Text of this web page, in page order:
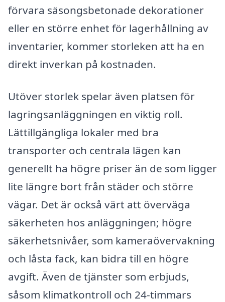
förvara säsongsbetonade dekorationer
eller en större enhet för lagerhållning av
inventarier, kommer storleken att ha en
direkt inverkan på kostnaden.
Utöver storlek spelar även platsen för
lagringsanläggningen en viktig roll.
Lättillgängliga lokaler med bra
transporter och centrala lägen kan
generellt ha högre priser än de som ligger
lite längre bort från städer och större
vägar. Det är också värt att överväga
säkerheten hos anläggningen; högre
säkerhetsnivåer, som kameraövervakning
och låsta fack, kan bidra till en högre
avgift. Även de tjänster som erbjuds,
såsom klimatkontroll och 24-timmars